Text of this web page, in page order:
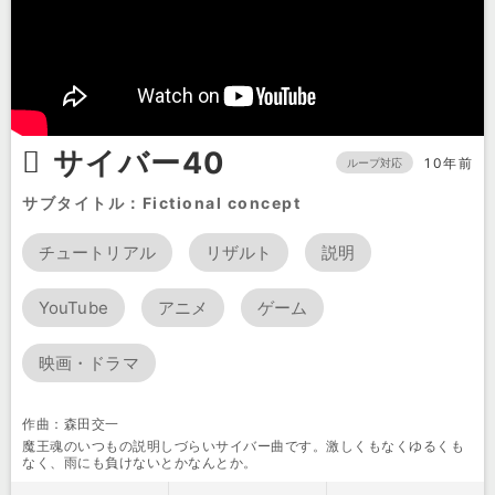
サイバー40 ループ対応 10年前
サブタイトル：Fictional concept
チュートリアル リザルト 説明
YouTube アニメ ゲーム
映画・ドラマ
作曲：森田交一
魔王魂のいつもの説明しづらいサイバー曲です。激しくもなくゆるくも
なく、雨にも負けないとかなんとか。